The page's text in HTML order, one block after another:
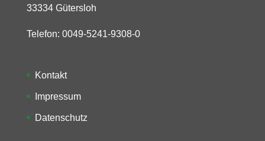
33334 Gütersloh
Telefon: 0049-5241-9308-0
Kontakt
Impressum
Datenschutz